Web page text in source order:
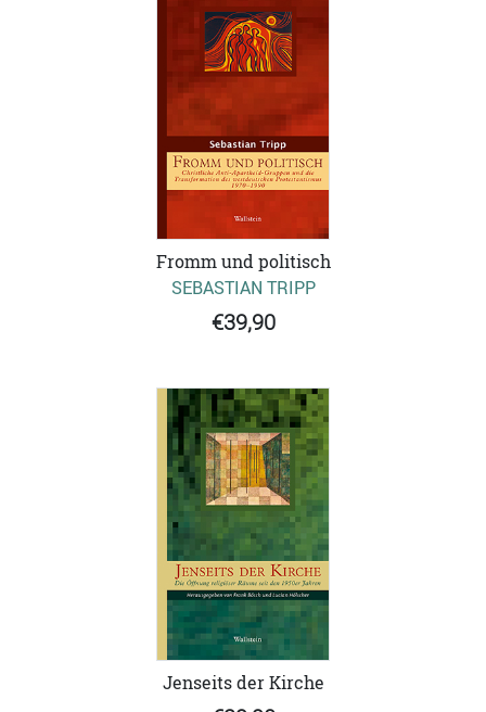
Fromm und politisch
SEBASTIAN TRIPP
€39,90
Jenseits der Kirche